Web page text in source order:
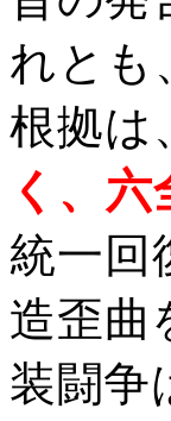
れとも
根拠は
く、
統一回
造歪曲
装闘争